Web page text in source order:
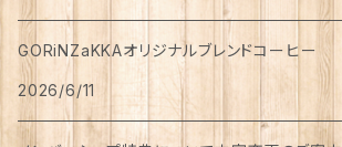
ハンドソープ
アロマ・お香
お財布・カード入れ
手袋・アームカバー
カップ&ソーサー
マグカップ
足首ウォーマー
アウター
ジャケット
レトルト惣菜
カレー
希釈飲料
犬猫共通
猫用
犬用
猫用
おもちゃ
犬用
ボディケア
リンスインシャンプー
トリートメント
オーラルケア
入浴剤・バスボム
ラッピング資材
リング
GORiNZaKKAオリジナルブレンドコーヒー
2026/6/11